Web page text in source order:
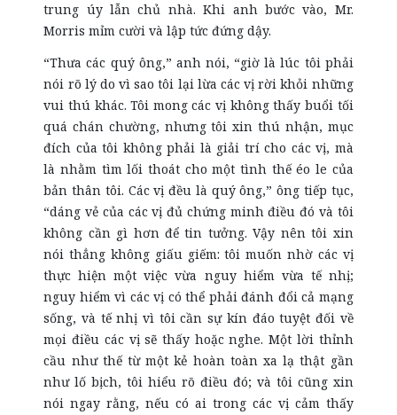
trung úy lẫn chủ nhà. Khi anh bước vào, Mr.
Morris mỉm cười và lập tức đứng dậy.
“Thưa các quý ông,” anh nói, “giờ là lúc tôi phải
nói rõ lý do vì sao tôi lại lừa các vị rời khỏi những
vui thú khác. Tôi mong các vị không thấy buổi tối
quá chán chường, nhưng tôi xin thú nhận, mục
đích của tôi không phải là giải trí cho các vị, mà
là nhằm tìm lối thoát cho một tình thế éo le của
bản thân tôi. Các vị đều là quý ông,” ông tiếp tục,
“dáng vẻ của các vị đủ chứng minh điều đó và tôi
không cần gì hơn để tin tưởng. Vậy nên tôi xin
nói thẳng không giấu giếm: tôi muốn nhờ các vị
thực hiện một việc vừa nguy hiểm vừa tế nhị;
nguy hiểm vì các vị có thể phải đánh đổi cả mạng
sống, và tế nhị vì tôi cần sự kín đáo tuyệt đối về
mọi điều các vị sẽ thấy hoặc nghe. Một lời thỉnh
cầu như thế từ một kẻ hoàn toàn xa lạ thật gần
như lố bịch, tôi hiểu rõ điều đó; và tôi cũng xin
nói ngay rằng, nếu có ai trong các vị cảm thấy